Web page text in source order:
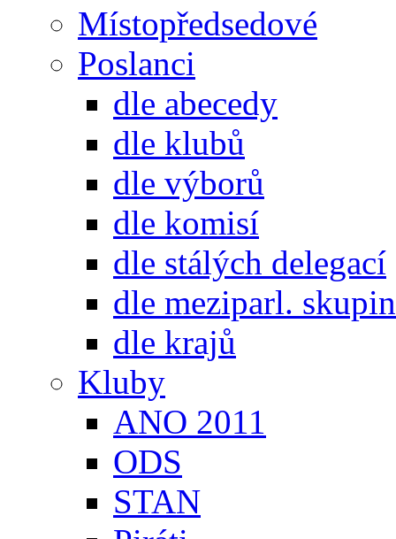
Místopředsedové
Poslanci
dle abecedy
dle klubů
dle výborů
dle komisí
dle stálých delegací
dle meziparl. skupin
dle krajů
Kluby
ANO 2011
ODS
STAN